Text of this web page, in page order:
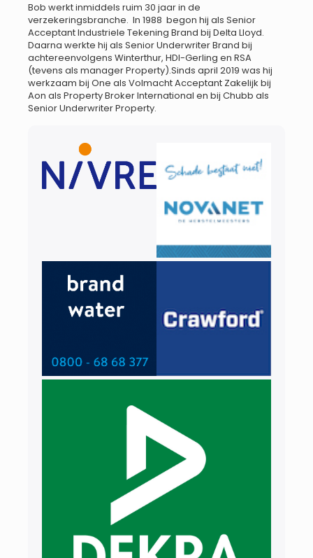
Bob werkt inmiddels ruim 30 jaar in de
verzekeringsbranche. In 1988 begon hij als Senior
Acceptant Industriele Tekening Brand bij Delta Lloyd.
Daarna werkte hij als Senior Underwriter Brand bij
achtereenvolgens Winterthur, HDI-Gerling en RSA
(tevens als manager Property).Sinds april 2019 was hij
werkzaam bij One als Volmacht Acceptant Zakelijk bij
Aon als Property Broker International en bij Chubb als
Senior Underwriter Property.